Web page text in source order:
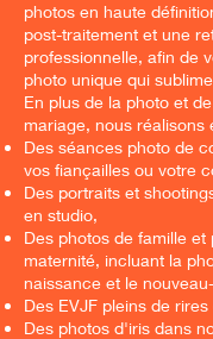
photos en haute
post-traitement et une
professionnelle, afin de
photo unique qui
En plus de la photo et
mariage, nous réalisons
Des séances photo de
vos fiançailles ou votre
Des portraits et
en studio,
Des photos de famille et
maternité, incluant la
naissance et le
Des EVJF pleins de rires
Des photos d'iris dans